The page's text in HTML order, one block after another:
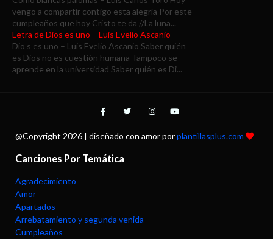
vengo a compartir contigo esta alegría Por este
cumpleaños que hoy Cristo te da //La luna...
Letra de Dios es uno – Luis Evelio Ascanio
Dio s es uno – Luis Evelio Ascanio Saber quién
es Dios no es cuestión humana Tampoco se
aprende en la universidad Saber quién es Di...
@Copyright 2026 | diseñado con amor porplantillasplus.com
Canciones Por Temática
Agradecimiento
Amor
Apartados
Arrebatamiento y segunda venida
Cumpleaños